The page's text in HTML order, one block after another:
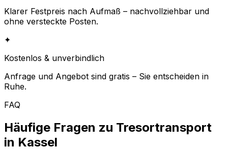
Klarer Festpreis nach Aufmaß – nachvollziehbar und
ohne versteckte Posten.
✦
Kostenlos & unverbindlich
Anfrage und Angebot sind gratis – Sie entscheiden in
Ruhe.
FAQ
Häufige Fragen zu Tresortransport
in Kassel